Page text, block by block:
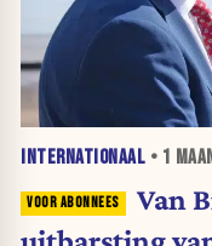
INTERNATIONAAL • 1
Van